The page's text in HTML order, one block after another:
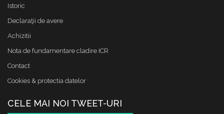
Istoric
Declaraţii de avere
Achizitii
Nota de fundamentare cladire ICR
Contact
Cookies & protectia datelor
CELE MAI NOI TWEET-URI